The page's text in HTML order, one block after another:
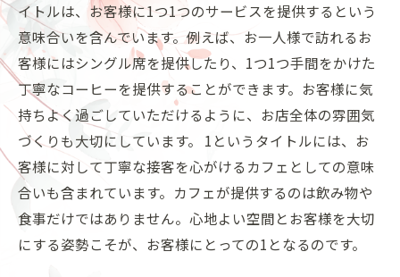
イトルは、お客様に1つ1つのサービスを提供するという
意味合いを含んでいます。例えば、お一人様で訪れるお
客様にはシングル席を提供したり、1つ1つ手間をかけた
丁寧なコーヒーを提供することができます。お客様に気
持ちよく過ごしていただけるように、お店全体の雰囲気
づくりも大切にしています。 1というタイトルには、お
客様に対して丁寧な接客を心がけるカフェとしての意味
合いも含まれています。カフェが提供するのは飲み物や
食事だけではありません。心地よい空間とお客様を大切
にする姿勢こそが、お客様にとっての1となるのです。